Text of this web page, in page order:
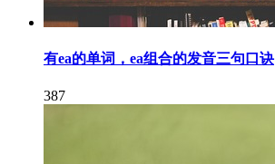
有ea的单词，ea组合的发音三句口诀
387